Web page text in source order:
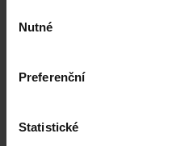
souhlasu
Nutné
Preferenční
Statistické